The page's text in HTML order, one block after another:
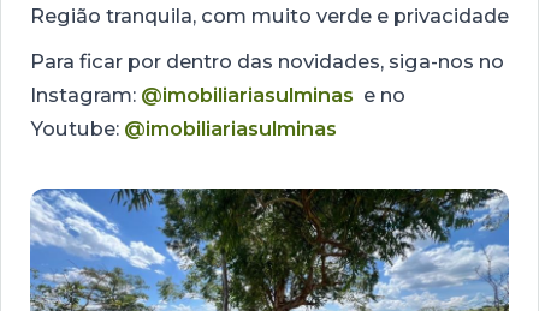
Região tranquila, com muito verde e privacidade
Para ficar por dentro das novidades, siga-nos no
Instagram: @imobiliariasulminas e no
Youtube: @imobiliariasulminas